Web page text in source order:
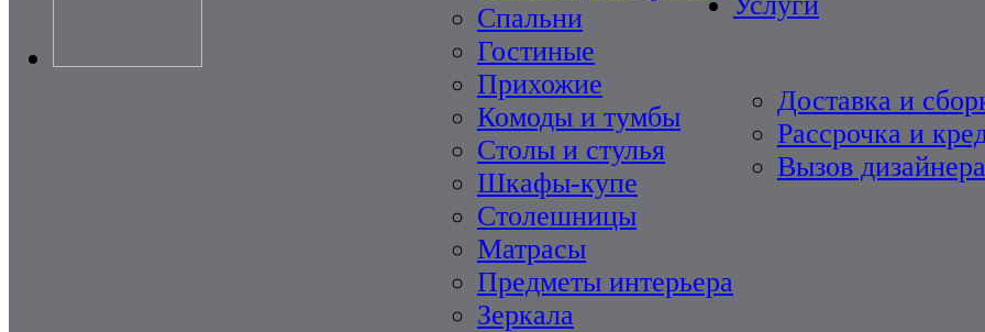
Спальни
Гостиные
Прихожие
Комоды и тумбы
Столы и стулья
Шкафы-купе
Столешницы
Матрасы
Предметы интерьера
Зеркала
Доставка и
Рассрочка и
Вызов